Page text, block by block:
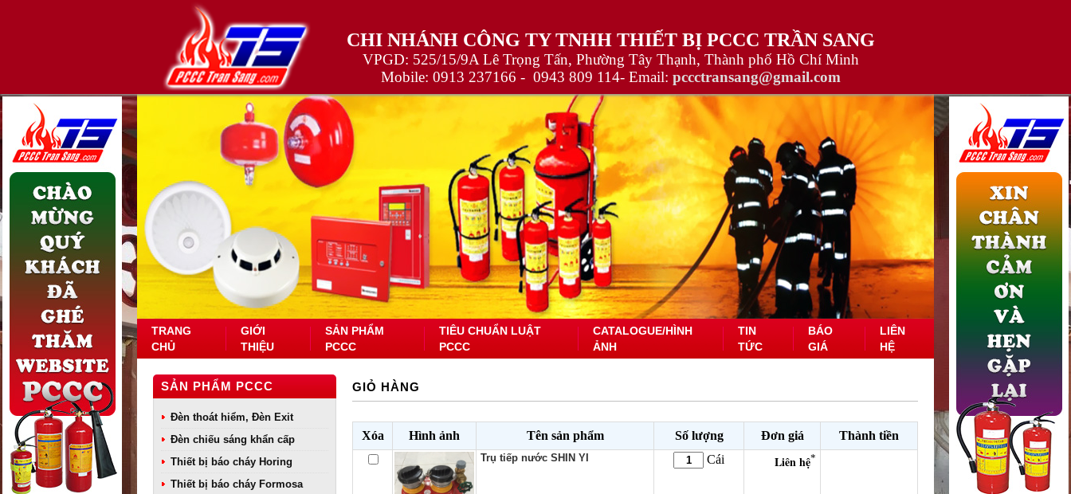
CHI NHÁNH CÔNG TY TNHH THIẾT BỊ PCCC TRẦN SANG
VPGD: 525/15/9A Lê Trọng Tấn, Phường Tây Thạnh, Thành phố Hồ Chí Minh
Mobile: 0913 237166 - 0943 809 114- Email: pccctransang@gmail.com
TRANG
CHỦ
GIỚI
THIỆU
SẢN PHẨM
PCCC
TIÊU CHUẨN LUẬT
PCCC
CATALOGUE/HÌNH
ẢNH
TIN
TỨC
BÁO
GIÁ
LIÊN
HỆ
SẢN PHẨM PCCC
Đèn thoát hiểm, Đèn Exit
Đèn chiếu sáng khẩn cấp
Thiết bị báo cháy Horing
Thiết bị báo cháy Formosa
GIỎ HÀNG
Xóa Hình ảnh Tên sản phẩm Số lượng Đơn giá Thành tiền
Trụ tiếp nước SHIN YI Cái Liên hệ*